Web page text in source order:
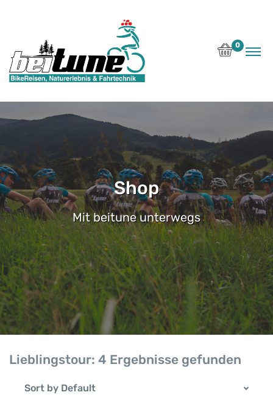
0
Shop
Mit beitune unterwegs
Lieblingstour: 4 Ergebnisse gefunden
Sort by Default